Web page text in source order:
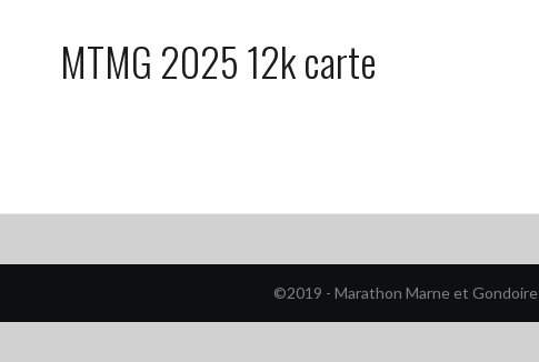
MTMG 2025 12k carte
©2019 - Marathon Marne et Gondoire